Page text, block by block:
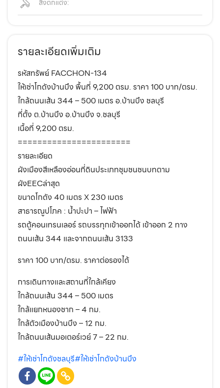
สิ่งตกแต่ง:
รายละเอียดเพิ่มเติม
รหัสทรัพย์ FACCHON-134
ให้เช่าโกดังบ้านบึง พื้นที่ 9,200 ตรม. ราคา 100 บาท/ตรม.
ใกล้ถนนเส้น 344 – 500 เมตร อ.บ้านบึง ชลบุรี
ที่ตั้ง ต.บ้านบึง อ.บ้านบึง จ.ชลบุรี
เนื้อที่ 9,200 ตรม.
=======================
รายละเอียด
ผังเมืองสีเหลืองอ่อนที่ดินประเภทชุมชนชนบทตาม
ผังEECล่าสุด
ขนาดโกดัง 40 เมตร X 230 เมตร
สาธารณูปโภค : น้ำปะปา – ไฟฟ้า
รถตู้คอนเทรนเลอร์ รถบรรทุกเข้าออกได้ เข้าออก 2 ทาง
ถนนเส้น 344 และจากถนนเส้น 3133
ราคา 100 บาท/ตรม. ราคาต่อรองได้
การเดินทางและสถานที่ใกล้เคียง
ใกล้ถนนเส้น 344 – 500 เมตร
ใกล้แยกหนองชาก – 4 กม.
ใกล้ตัวเมืองบ้านบึง – 12 กม.
ใกล้ถนนเส้นมอเตอร์เวย์ 7 – 22 กม.
#ให้เช่าโกดังชลบุรี#ให้เช่าโกดังบ้านบึง